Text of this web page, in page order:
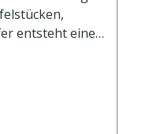
entsteht eine
zufällig einer